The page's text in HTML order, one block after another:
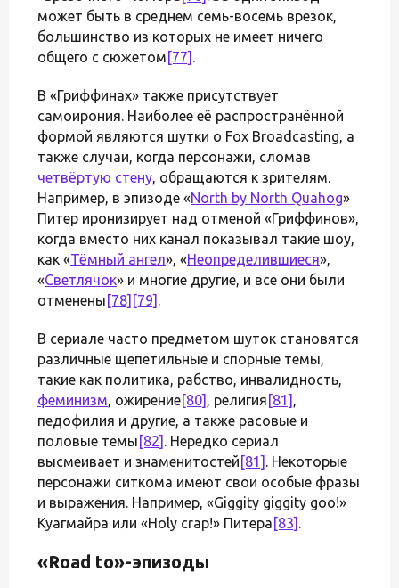
может быть в среднем семь-восемь врезок,
большинство из которых не имеет ничего
общего с сюжетом [77] .
В «Гриффинах» также присутствует
самоирония. Наиболее её распространённой
формой являются шутки о Fox Broadcasting, а
также случаи, когда персонажи, сломав
четвёртую стену, обращаются к зрителям.
Например, в эпизоде «North by North Quahog»
Питер иронизирует над отменой «Гриффинов»,
когда вместо них канал показывал такие шоу,
как «Тёмный ангел», «Неопределившиеся»,
«Светлячок» и многие другие, и все они были
отменены [78] [79] .
В сериале часто предметом шуток становятся
различные щепетильные и спорные темы,
такие как политика, рабство, инвалидность,
феминизм, ожирение[80] , религия [81] ,
педофилия и другие, а также расовые и
половые темы [82] . Нередко сериал
высмеивает и знаменитостей [81] . Некоторые
персонажи ситкома имеют свои особые фразы
и выражения. Например, «Giggity giggity goo!»
Куагмайра или «Holy crap!» Питера [83] .
«Road to»-эпизоды